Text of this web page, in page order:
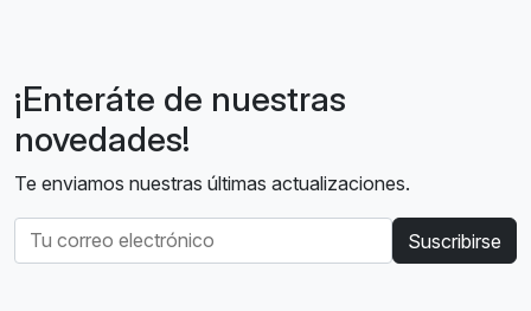
¡Enteráte de nuestras
novedades!
Te enviamos nuestras últimas actualizaciones.
Suscribirse